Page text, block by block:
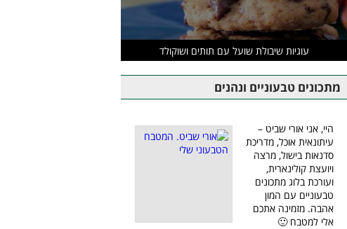
עוגיות שיבולת שועל עם תותים ושוקולד
מתכונים טבעוניים ונהנים
היי, אני אורי שביט –
עיתונאית אוכל, מדריכת
סדנאות בישול, מרצה
ויועצת קולינארית,
ועורכת בלוג מתכונים
טבעוניים עם המון
אהבה. מזמינה אתכם
אלי למטבח 🙂